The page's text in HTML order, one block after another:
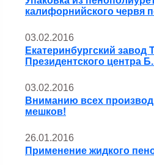
калифорнийского червя
03.02.2016
Екатеринбургский
Президентского центра
03.02.2016
Вниманию всех
мешков!
26.01.2016
Применение жидкого